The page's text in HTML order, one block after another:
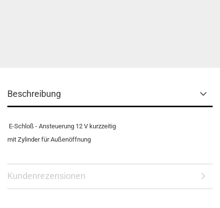
Beschreibung
E-Schloß - Ansteuerung 12 V kurzzeitig
mit Zylinder für Außenöffnung
Kundenrezensionen